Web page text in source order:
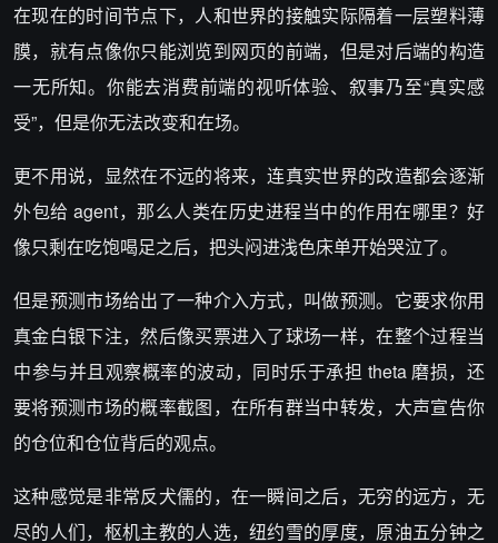
在现在的时间节点下，人和世界的接触实际隔着一层塑料薄
膜，就有点像你只能浏览到网页的前端，但是对后端的构造
一无所知。你能去消费前端的视听体验、叙事乃至“真实感
受”，但是你无法改变和在场。
更不用说，显然在不远的将来，连真实世界的改造都会逐渐
外包给 agent，那么人类在历史进程当中的作用在哪里？好
像只剩在吃饱喝足之后，把头闷进浅色床单开始哭泣了。
但是预测市场给出了一种介入方式，叫做预测。它要求你用
真金白银下注，然后像买票进入了球场一样，在整个过程当
中参与并且观察概率的波动，同时乐于承担 theta 磨损，还
要将预测市场的概率截图，在所有群当中转发，大声宣告你
的仓位和仓位背后的观点。
这种感觉是非常反犬儒的，在一瞬间之后，无穷的远方，无
尽的人们，枢机主教的人选，纽约雪的厚度，原油五分钟之